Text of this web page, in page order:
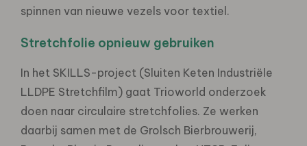
spinnen van nieuwe vezels voor textiel.
Stretchfolie opnieuw gebruiken
In het SKILLS-project (Sluiten Keten Industriële
LLDPE Stretchfilm) gaat Trioworld onderzoek
doen naar circulaire stretchfolies. Ze werken
daarbij samen met de Grolsch Bierbrouwerij,